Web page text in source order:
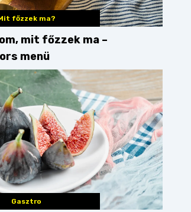
főzzek ma?
mit főzzek ma –
menü
Gasztro